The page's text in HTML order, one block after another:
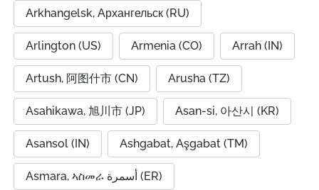
Arkhangelsk, Архангельск (RU)
Arlington (US) Armenia (CO) Arrah (IN)
Artush, 阿图什市 (CN) Arusha (TZ)
Asahikawa, 旭川市 (JP) Asan-si, 아산시 (KR)
Asansol (IN) Ashgabat, Aşgabat (TM)
Asmara, ኣስመራ أسمرة (ER)